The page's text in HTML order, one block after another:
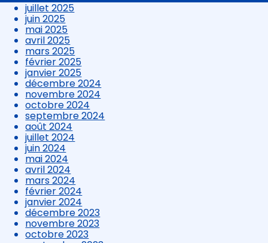
juillet 2025
juin 2025
mai 2025
avril 2025
mars 2025
février 2025
janvier 2025
décembre 2024
novembre 2024
octobre 2024
septembre 2024
août 2024
juillet 2024
juin 2024
mai 2024
avril 2024
mars 2024
février 2024
janvier 2024
décembre 2023
novembre 2023
octobre 2023